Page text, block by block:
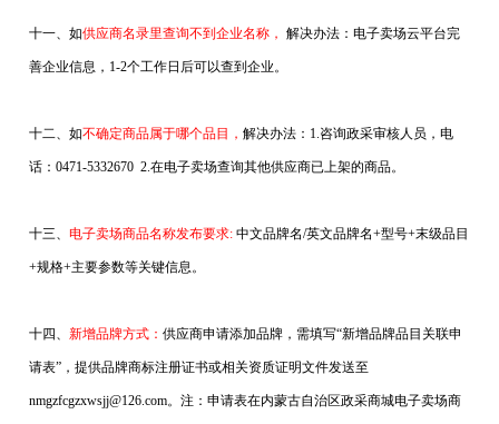
十一、如供应商名录里查询不到企业名称， 解决办法：电子卖场云平台完
善企业信息，1-2个工作日后可以查到企业。
十二、如不确定商品属于哪个品目，解决办法： 1.咨询政采审核人员，电
话：0471-5332670 2.在电子卖场查询其他供应商已上架的商品。
十三、电子卖场商品名称发布要求: 中文品牌名/英文品牌名+型号+末级品目
+规格+主要参数等关键信息。
十四、新增品牌方式：供应商申请添加品牌，需填写“新增品牌品目关联申
请表”，提供品牌商标注册证书或相关资质证明文件发送至
nmgzfcgzxwsjj@126.com。注：申请表在内蒙古自治区政采商城电子卖场商